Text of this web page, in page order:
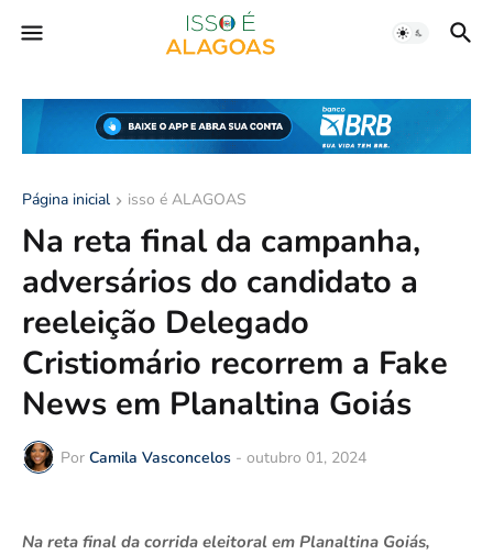
Página inicial isso é ALAGOAS
Na reta final da campanha,
adversários do candidato a
reeleição Delegado
Cristiomário recorrem a Fake
News em Planaltina Goiás
Por Camila Vasconcelos - outubro 01, 2024
Na reta final da corrida eleitoral em Planaltina Goiás,